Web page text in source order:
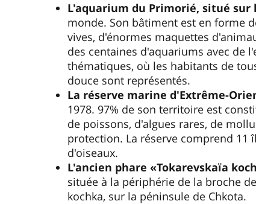
L'aquarium du Primorié, situé sur
monde. Son bâtiment est en forme
vives, d'énormes maquettes
des centaines d'aquariums avec de
thématiques, où les habitants de
douce sont représentés.
La réserve marine d'Extrême-
1978. 97% de son territoire est
de poissons, d'algues rares, de
protection. La réserve comprend 11
d'oiseaux.
L'ancien phare «Tokarevskaïa
située à la périphérie de la broche
kochka, sur la péninsule de Chkota.